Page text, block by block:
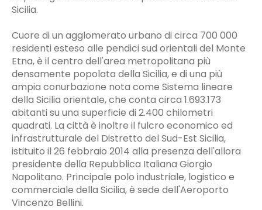
Sicilia.
Cuore di un agglomerato urbano di circa 700 000
residenti esteso alle pendici sud orientali del Monte
Etna, è il centro dell'area metropolitana più
densamente popolata della Sicilia, e di una più
ampia conurbazione nota come Sistema lineare
della Sicilia orientale, che conta circa 1.693.173
abitanti su una superficie di 2.400 chilometri
quadrati. La città è inoltre il fulcro economico ed
infrastrutturale del Distretto del Sud-Est Sicilia,
istituito il 26 febbraio 2014 alla presenza dell'allora
presidente della Repubblica Italiana Giorgio
Napolitano. Principale polo industriale, logistico e
commerciale della Sicilia, è sede dell'Aeroporto
Vincenzo Bellini.